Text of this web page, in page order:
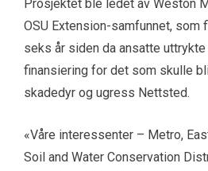
Prosjektet ble ledet av Weston
OSU Extension-samfunnet, som
seks år siden da ansatte
finansiering for det som skulle
skadedyr og ugress Nettsted.
«Våre interessenter – Metro,
Soil and Water Conservation